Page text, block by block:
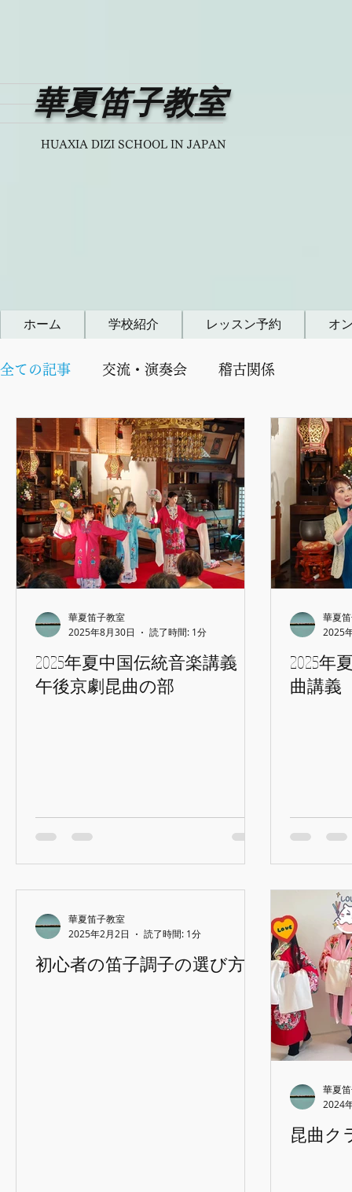
華夏笛子教室
HUAXIA DIZI SCHOOL IN JAPAN
ホーム 学校紹介 レッスン予約 オ
全ての記事 交流・演奏会 稽古関係
2025年夏中国伝統音楽講義
午後京劇昆曲の部
華夏笛子教室
2025年8月30日
読了時間: 1分
2025年
曲講義
華夏
2025
初心者の笛子調子の選び方
華夏笛子教室
2025年2月2日
読了時間: 1分
昆曲ク
華夏
2024